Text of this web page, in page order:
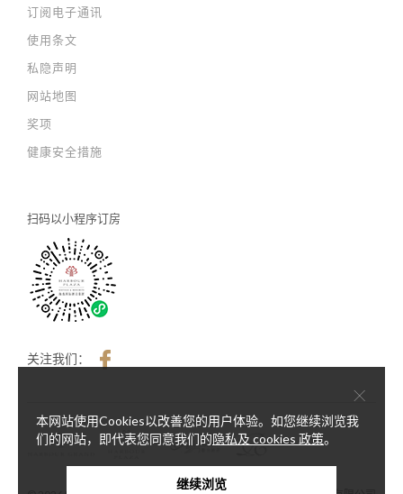
订阅电子通讯
使用条文
私隐声明
网站地图
奖项
健康安全措施
扫码以小程序订房
关注我们：
×
本网站使用Cookies以改善您的用户体验。如您继续浏览我
们的网站，即代表您同意我们的隐私及 cookies 政策。
继续浏览